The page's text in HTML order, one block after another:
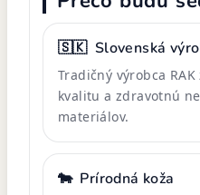
🇸🇰 Slovenská
Tradičný výrobca
kvalitu a zdravotnú
materiálov.
🐄 Prírodná koža